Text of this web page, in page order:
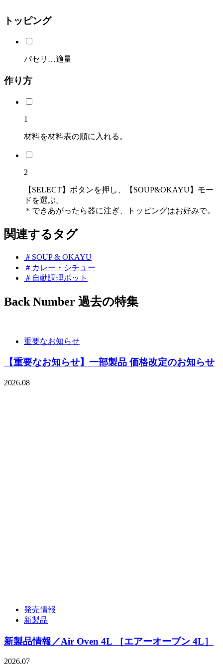
トッピング
パセリ…適量
作り方
1
材料を材料表の順に入れる。
2
【SELECT】ボタンを押し、【SOUP&OKAYU】モー
ドを選ぶ。
＊できあがったら器に注ぎ、トッピングはお好みで。
関連するタグ
＃SOUP & OKAYU
＃カレー・シチュー
＃自動調理ポット
Back Number 過去の特集
重要なお知らせ
【重要なお知らせ】一部製品 価格改定のお知らせ
2026.08
発売情報
新製品
新製品情報／Air Oven 4L ［エアーオーブン 4L］
2026.07